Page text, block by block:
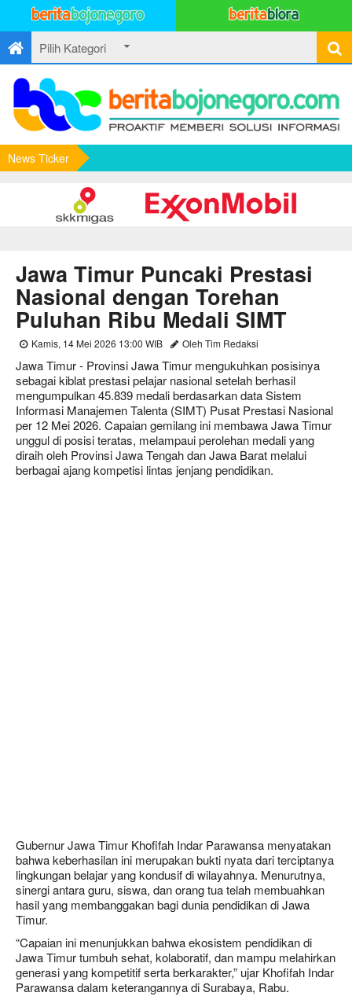
News Ticker
Jawa Timur Puncaki Prestasi
Nasional dengan Torehan
Puluhan Ribu Medali SIMT
Kamis, 14 Mei 2026 13:00 WIB Oleh Tim Redaksi
Jawa Timur - Provinsi Jawa Timur mengukuhkan posisinya
sebagai kiblat prestasi pelajar nasional setelah berhasil
mengumpulkan 45.839 medali berdasarkan data Sistem
Informasi Manajemen Talenta (SIMT) Pusat Prestasi Nasional
per 12 Mei 2026. Capaian gemilang ini membawa Jawa Timur
unggul di posisi teratas, melampaui perolehan medali yang
diraih oleh Provinsi Jawa Tengah dan Jawa Barat melalui
berbagai ajang kompetisi lintas jenjang pendidikan.
Gubernur Jawa Timur Khofifah Indar Parawansa menyatakan
bahwa keberhasilan ini merupakan bukti nyata dari terciptanya
lingkungan belajar yang kondusif di wilayahnya. Menurutnya,
sinergi antara guru, siswa, dan orang tua telah membuahkan
hasil yang membanggakan bagi dunia pendidikan di Jawa
Timur.
“Capaian ini menunjukkan bahwa ekosistem pendidikan di
Jawa Timur tumbuh sehat, kolaboratif, dan mampu melahirkan
generasi yang kompetitif serta berkarakter,” ujar Khofifah Indar
Parawansa dalam keterangannya di Surabaya, Rabu.